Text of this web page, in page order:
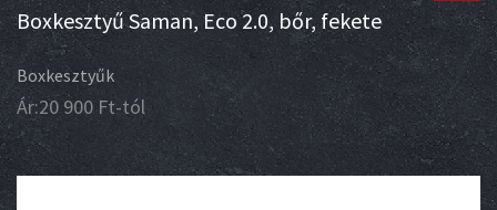
Boxkesztyű Saman, Eco 2.0, bőr, fekete
Boxkesztyűk
Ár:20 900 Ft-tól